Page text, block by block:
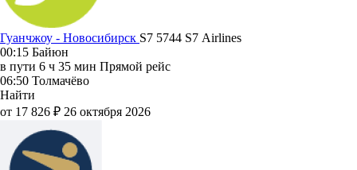
Гуанчжоу - Новосибирск S7 5744 S7 Airlines
00:15 Байюн
в пути 6 ч 35 мин Прямой рейс
06:50 Толмачёво
Найти
от 17 826 ₽ 26 октября 2026